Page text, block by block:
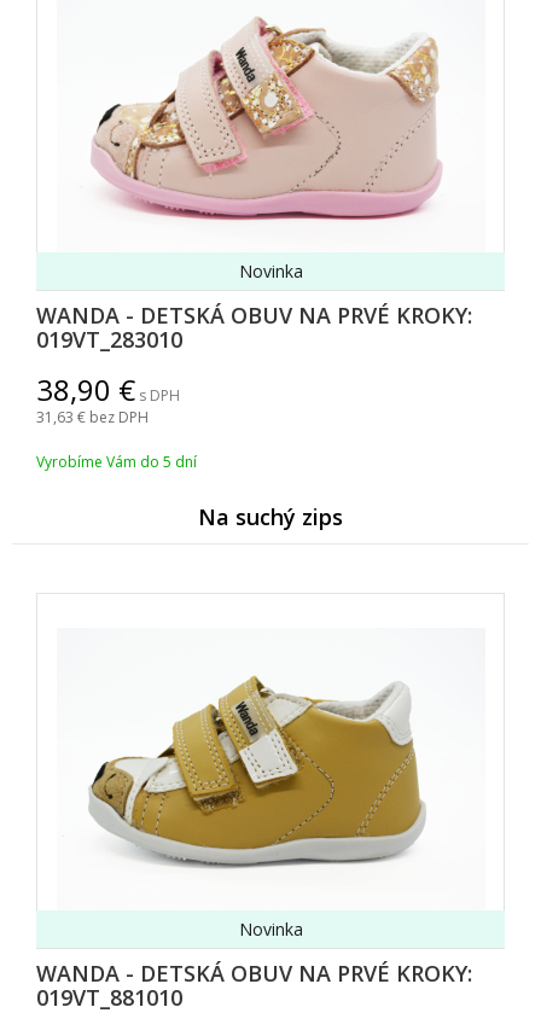
WANDA - DETSKÁ OBUV NA PRVÉ KROKY:
019VT_283010
Novinka
38,90
s DPH
31,63 bez DPH
Vyrobíme Vám do 5 dní
Na suchý zips
WANDA - DETSKÁ OBUV NA PRVÉ KROKY:
019VT_881010
Novinka